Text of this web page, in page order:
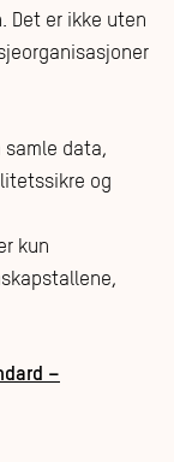
Det er ikke uten
samle data,
og
kun
–